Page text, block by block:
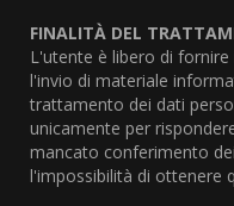
FINALITÀ DEL
L'utente è libero di
l'invio di materiale
trattamento dei dati
unicamente per
mancato conferimento
l'impossibilità di ottenere